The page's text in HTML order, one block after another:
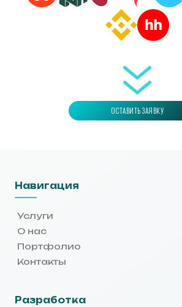
ОСТАВИТЬ ЗАЯВКУ
Навигация
Услуги
О нас
Портфолио
Контакты
Разработка